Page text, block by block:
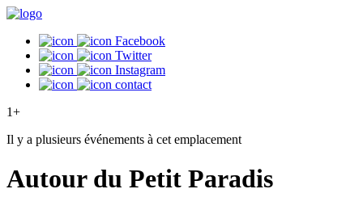
Facebook
Twitter
Instagram
contact
1+
Il y a plusieurs événements à cet emplacement
Autour du Petit Paradis